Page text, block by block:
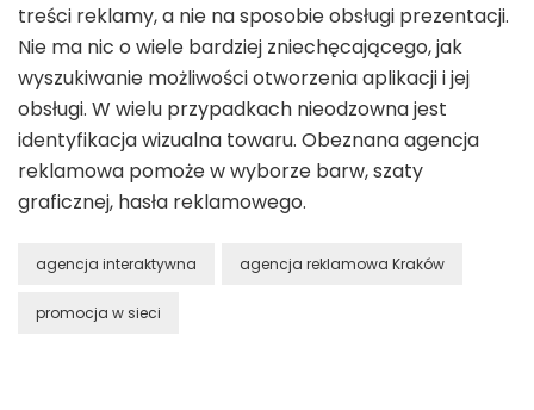
treści reklamy, a nie na sposobie obsługi prezentacji.
Nie ma nic o wiele bardziej zniechęcającego, jak
wyszukiwanie możliwości otworzenia aplikacji i jej
obsługi. W wielu przypadkach nieodzowna jest
identyfikacja wizualna towaru. Obeznana agencja
reklamowa pomoże w wyborze barw, szaty
graficznej, hasła reklamowego.
agencja interaktywna agencja reklamowa Kraków
promocja w sieci